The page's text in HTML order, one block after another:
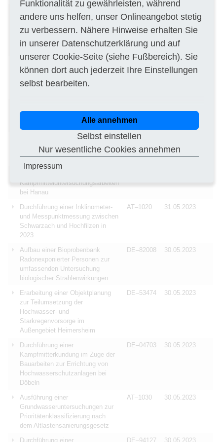
baubegleitende
Kampfmittelerkundung im Zuge
der Bauarbeiten am Schulzentrum
Gerichtsweg in Leipzig
Ausführung von Rohbauarbeiten
mit Kampfmittelsondierung im
Zuge des Neubaus der Martin-
31.05.2023
Grabungsarbeiten für das
Baugebiet "Zur Au" in Pfofeld
Beschaffung einer Greensight Log-
Analytics Software-Appliance
Lösung
AT–1010
Kampfmitteluntersuchungsarbeiten
bei Hanau
Durchführung einer Inklinometer-
und Messpunktmessung zwischen
Schwarzach und Hochfilzen in
2023
AT–1020 31.05.2023
Aufbau einer Bioprobenbank
Radonexponierter Personen zur
umfassenden Untersuchung
biologischer Strahlenwirkungen
DE–82008 30.05.2023
Erarbeitung einer Objektplanung
zur Teilumsetzung der
Hochwasser- und
Starkregenvorsorge im
Außengebiet Heimersheim
DE–53474 30.05.2023
Durchführung einer
Kampfmitterkundung im Zuge der
Bauarbeiten zur Errichtung von
Hochwasserschutzanlagen bei
Döbeln
DE–04703 30.05.2023
Ausführung einer
Grundwasseruntersuchungen zur
Prioritätenklassifizierung nach
dem Altlastensanierungsgesetz
AT–1030 30.05.2023
Durchführung einer DE–94127 30.05.2023
Funktionalität zu gewährleisten, während
andere uns helfen, unser Onlineangebot stetig
zu verbessern. Nähere Hinweise erhalten Sie
in unserer Datenschutzerklärung und auf
unserer Cookie-Seite (siehe Fußbereich). Sie
können dort auch jederzeit Ihre Einstellungen
selbst bearbeiten.
Alle annehmen
Selbst einstellen
Nur wesentliche Cookies annehmen
Impressum